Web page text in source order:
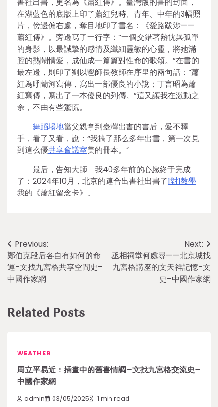
在湖藍色的底版上印了蕭紅兒時、青年、中年的3幅照
片，傍邊偏右處，奪目地印了書名：《愛路跋涉——
蕭紅傳》。旁邊寫了一行字：“一個交錯著熱忱與孤單
的身影，以最誠摯的感情及纖細靈敏的心靈，將她滿
腔的熱鬧情愛，成仙成一篇篇對性命的歌頌。”在書的
最左邊，則印了劉以鬯師長教師在序里的兩句話：“蕭
紅為呼蘭河寫傳，寫出一部優良的小說；丁言昭為蕭
紅寫傳，寫出了一本優良的列傳。”這又讓我在激動之
余，不由有些驚慌。
舞蹈場地當父親拿到臺灣出書的書后，愛不釋
手，看了又看，說：“我搞了那么多年出書，第一次見
到這么優共享會議室美的冊本。”
最后，告知大師，我40多年前的心愿終于完成
了：2024年10月，北京的連合出書社出書了1對1教學
我的《蕭紅留念卡》。
Post
navigation
Previous:
鄭伯克段后各自有如何的命
運–文找九宮格共享空間史–
中國作家網
Next:
丞相祠堂何處尋——北京城找
九宮格講座的文天祥記憶–文
史–中國作家網
Related Posts
WEATHER
周立平易近：插畫中的舊書情調–文找九宮格交流史–
中國作家網
admin 03/05/2025 1 min read